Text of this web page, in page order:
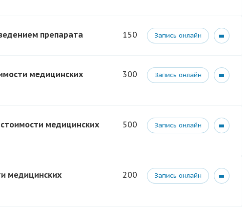
Запись онлайн
150
препарата
Запись онлайн
300
медицинских
Запись онлайн
500
медицинских
Запись онлайн
200
медицинских